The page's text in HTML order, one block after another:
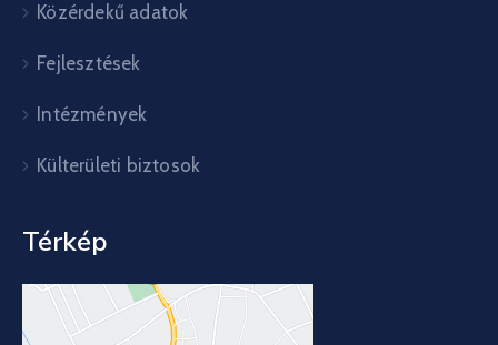
Közérdekű adatok
Fejlesztések
Intézmények
Külterületi biztosok
Térkép